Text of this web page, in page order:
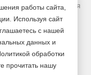
на сайте, не является
работы сайта,
Используя сайт
с нашей
данных и
обработки
прочитать нашу